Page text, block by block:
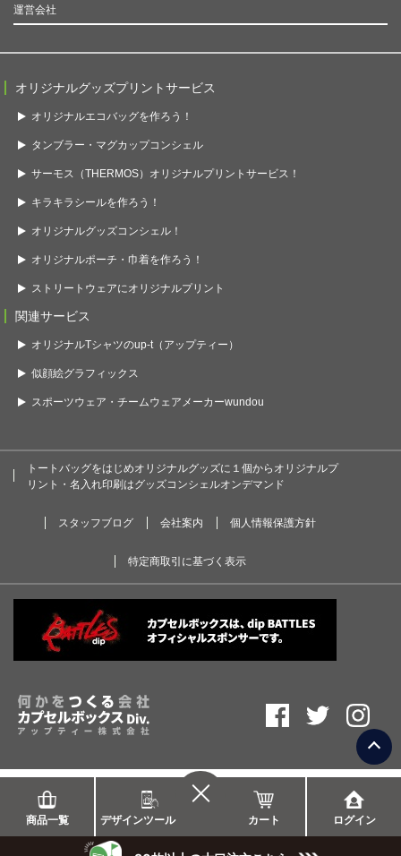
商品一覧 デザインツール カート ログイン
運営会社
オリジナルグッズプリントサービス
オリジナルエコバッグを作ろう！
タンブラー・マグカップコンシェル
サーモス（THERMOS）オリジナルプリントサービス！
キラキラシールを作ろう！
オリジナルグッズコンシェル！
オリジナルポーチ・巾着を作ろう！
ストリートウェアにオリジナルプリント
関連サービス
オリジナルTシャツのup-t（アップティー）
似顔絵グラフィックス
スポーツウェア・チームウェアメーカーwundou
トートバッグをはじめオリジナルグッズに１個からオリジナルプ
リント・名入れ印刷はグッズコンシェルオンデマンド
スタッフブログ 会社案内 個人情報保護方針
特定商取引に基づく表示